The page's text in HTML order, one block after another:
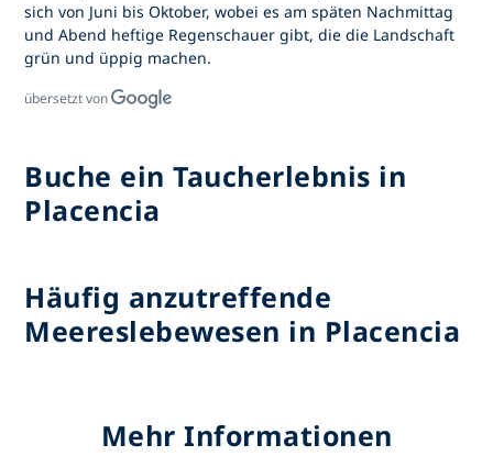
sich von Juni bis Oktober, wobei es am späten Nachmittag
und Abend heftige Regenschauer gibt, die die Landschaft
grün und üppig machen.
übersetzt von
Buche ein Taucherlebnis in
Placencia
Häufig anzutreffende
Meereslebewesen in Placencia
Mehr Informationen